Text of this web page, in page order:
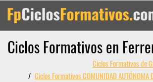
Ciclos Formativos en
Ciclos Formativos de
Ciclos Formativos COMUNIDAD AUTÓNOMA